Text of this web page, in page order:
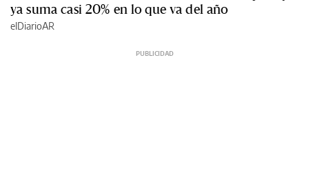
ya suma casi 20% en lo que va del año
elDiarioAR